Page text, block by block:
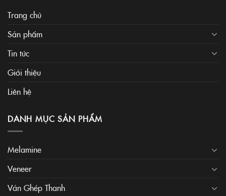
Trang chủ
Sản phẩm
Tin tức
Giới thiệu
Liên hệ
DANH MỤC SẢN PHẨM
Melamine
Veneer
Ván Ghép Thanh